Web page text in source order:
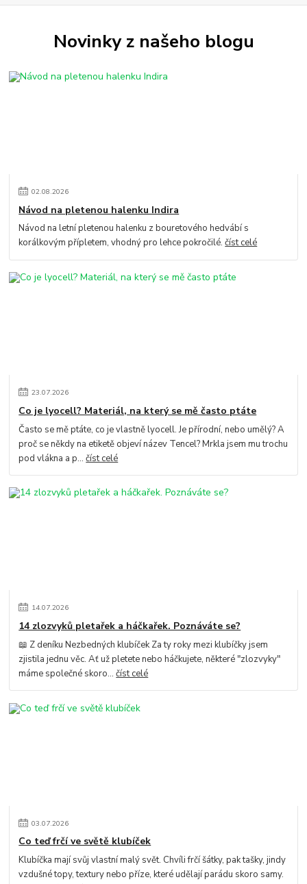
Novinky z našeho blogu
02.08.2026
Návod na pletenou halenku Indira
Návod na letní pletenou halenku z bouretového hedvábí s
korálkovým přípletem, vhodný pro lehce pokročilé.číst celé
23.07.2026
Co je lyocell? Materiál, na který se mě často ptáte
Často se mě ptáte, co je vlastně lyocell. Je přírodní, nebo umělý? A
proč se někdy na etiketě objeví název Tencel? Mrkla jsem mu trochu
pod vlákna a p...číst celé
14.07.2026
14 zlozvyků pletařek a háčkařek. Poznáváte se?
📖 Z deníku Nezbedných klubíček Za ty roky mezi klubíčky jsem
zjistila jednu věc. Ať už pletete nebo háčkujete, některé "zlozvyky"
máme společné skoro...číst celé
03.07.2026
Co teď frčí ve světě klubíček
Klubíčka mají svůj vlastní malý svět. Chvíli frčí šátky, pak tašky, jindy
vzdušné topy, textury nebo příze, které udělají parádu skoro samy.